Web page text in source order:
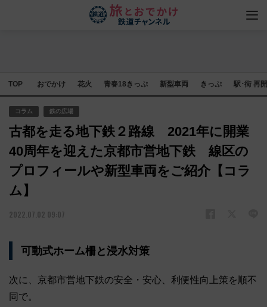
TOP おでかけ 花火 青春18きっぷ 新型車両 きっぷ 駅･街 再
コラム 鉄の広場
古都を走る地下鉄２路線 2021年に開業
40周年を迎えた京都市営地下鉄 線区の
プロフィールや新型車両をご紹介【コラ
ム】
2022.07.02 09:07
可動式ホーム柵と浸水対策
次に、京都市営地下鉄の安全・安心、利便性向上策を順不
同で。